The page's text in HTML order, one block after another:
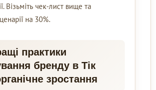
Візьміть чек-лист вище та
на 30%.
практики
бренду в Тік
зростання